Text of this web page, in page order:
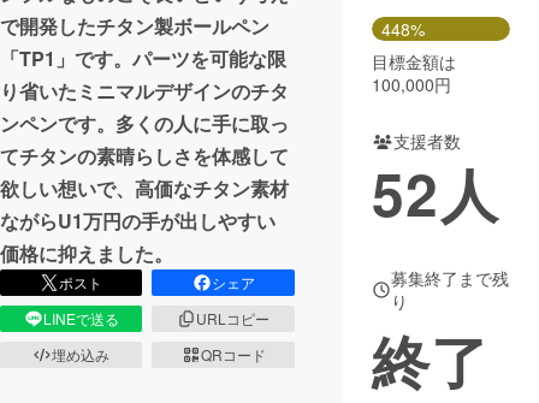
CAMPFIRE for Social Good
CAMPFIRE Creation
CAMPFIREふるさと納税machi-ya コミュニティ
で開発したチタン製ボールペン
「TP1」です。パーツを可能な限
り省いたミニマルデザインのチタ
ンペンです。多くの人に手に取っ
てチタンの素晴らしさを体感して
欲しい想いで、高価なチタン素材
ながらU1万円の手が出しやすい
価格に抑えました。
ポスト
シェア
LINEで送る
URLコピー
埋め込み
QRコード
448%
目標金額は
100,000円
支援者数
52人
募集終了まで残
り
終了